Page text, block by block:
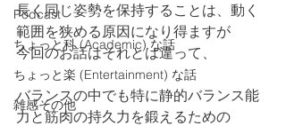
Podcast
ちょっと科 (Academic) な話
ちょっと楽 (Entertainment) な話
雑感その他
長く同じ姿勢を保持することは、動く
範囲を狭める原因になり得ますが
今回のお話はそれとは違って、
バランスの中でも特に静的バランス能
力と筋肉の持久力を鍛えるための